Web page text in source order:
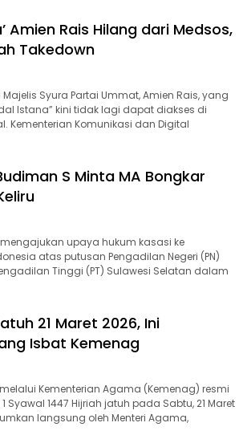
Amien Rais Hilang dari Medsos,
Takedown
Syura Partai Ummat, Amien Rais, yang
Istana” kini tidak lagi dapat diakses di
Kementerian Komunikasi dan Digital
S Minta MA Bongkar
upaya hukum kasasi ke
atas putusan Pengadilan Negeri (PN)
Tinggi (PT) Sulawesi Selatan dalam
21 Maret 2026, Ini
Isbat Kemenag
Kementerian Agama (Kemenag) resmi
Syawal 1447 Hijriah jatuh pada Sabtu, 21 Maret
langsung oleh Menteri Agama,